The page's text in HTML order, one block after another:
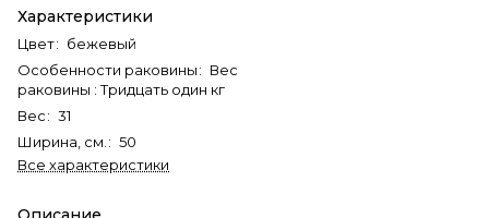
Характеристики
Цвет: бежевый
Особенности раковины: Вес
раковины : Тридцать один кг
Вес: 31
Ширина, см. : 50
Все характеристики